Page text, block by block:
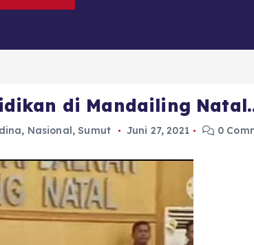
di Mandailing
, Nasional,Sumut Juni 27, 2021 0